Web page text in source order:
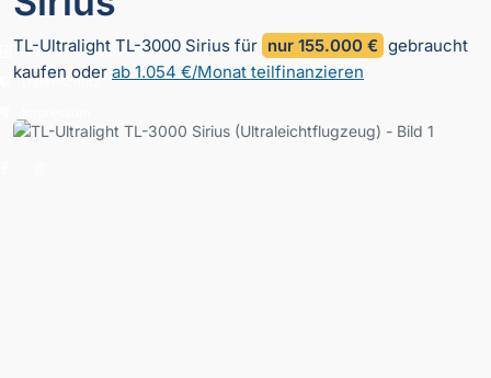
Nutzungsbedingungen
Datenschutz
TL-Ultralight TL-3000 Sirius für nur 155.000 € gebraucht
kaufen oder ab 1.054 €/Monat teilfinanzieren